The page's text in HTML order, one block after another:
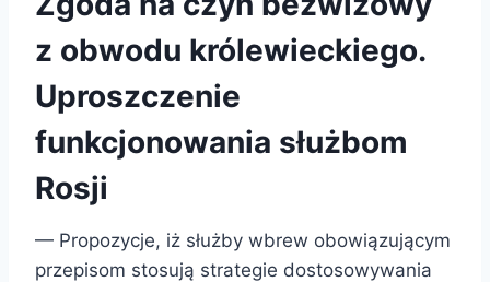
z obwodu królewieckiego.
Uproszczenie
funkcjonowania służbom
Rosji
— Propozycje, iż służby wbrew obowiązującym
przepisom stosują strategie dostosowywania